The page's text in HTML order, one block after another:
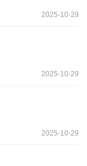
2025-10-29
2025-10-29
2025-10-29